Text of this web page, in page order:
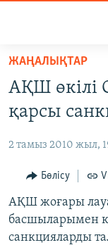
Skip
main
content
to
Navigation
Skip
to
Search
САЯСАТ
AZATTYQTV
ҚАҢТАР
АДАМ
ӘЛЕУМЕТ
ӘЛЕМ
ЖАҢАЛЫҚТАР
АҚШ өкілі
қарсы
2 тамыз 2010 жыл,
Бөлісу
АҚШ жоғары
басшыларымен
санкцияларды